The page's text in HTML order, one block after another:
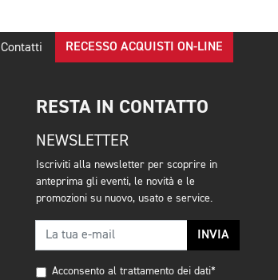
Contatti RECESSO ACQUISTI ON-LINE
RESTA IN CONTATTO
NEWSLETTER
Iscriviti alla newsletter per scoprire in
anteprima gli eventi, le novità e le
promozioni su nuovo, usato e service.
INVIA
Acconsento al trattamento dei dati*